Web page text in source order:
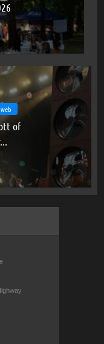
web
of